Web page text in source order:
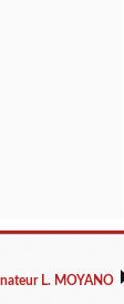
L. MOYANO